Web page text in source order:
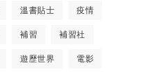
溫書貼士 疫情
補習 補習社
遊歷世界 電影